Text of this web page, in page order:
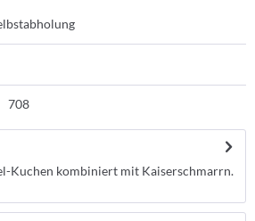
708
Kuchen kombiniert mit Kaiserschmarrn.